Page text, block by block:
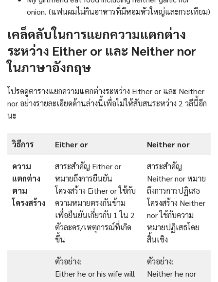
onion. (แฟนผมไม่กินอาหารที่มีหอมหัวใหญ่และกระเทียม)
เคล็ดลับในการแยกความแตกต่าง
ระหว่าง Either or และ Neither nor
ในภาษาอังกฤษ
โปรดดูตารางแยกความแตกต่างระหว่าง Either or และ Neither
nor อย่างรายละเอียดด้านล่างนี้เพื่อไม่ให้สับสนระหว่าง 2 วลีนี้อีก
นะ
วิธีการ Either or Neither nor
ความ
แตกต่าง
ตาม
โครงสร้าง
สาระสำคัญ Either or
หมายถึงการยืนยัน
โครงสร้าง Either or ใช้กับ
ความหมายตรงกันข้าม
เพื่อยืนยันเกี่ยวกับ 1 ใน 2
ตัวละคร/เหตุการณ์ที่เกิด
ขึ้น
สาระสำคัญ
Neither nor หมาย
ถึงการการปฏิเสธ
โครงสร้าง Neither
nor ใช้กับความ
หมายปฏิเสธโดย
สิ้นเชิง
ตัวอย่าง:
Either he or his wife will
ตัวอย่าง:
Neither he nor